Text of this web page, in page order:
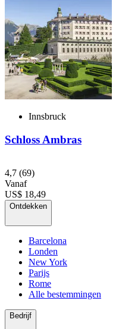
Innsbruck
Schloss Ambras
4,7 (69)
Vanaf
US$ 18,49
Ontdekken
Barcelona
Londen
New York
Parijs
Rome
Alle bestemmingen
Bedrijf